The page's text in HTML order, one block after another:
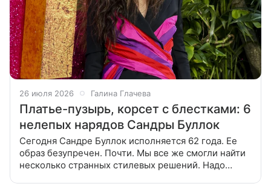
26 июля 2026 Галина Глачева
Платье-пузырь, корсет с блестками: 6
нелепых нарядов Сандры Буллок
Сегодня Сандре Буллок исполняется 62 года. Ее
образ безупречен. Почти. Мы все же смогли найти
несколько странных стилевых решений. Надо